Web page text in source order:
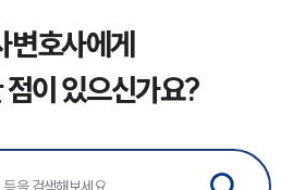
변호사에게
점이 있으신가요?